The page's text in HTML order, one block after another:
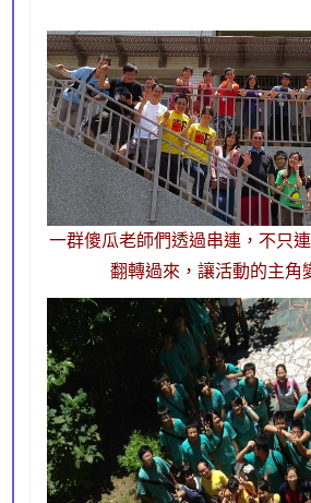
一群傻瓜老師們透過串連，不只
翻轉過來，讓活動的主角